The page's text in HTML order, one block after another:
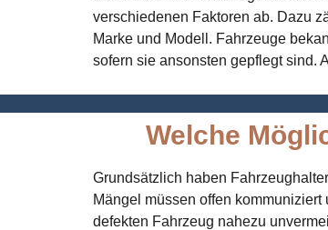
verschiedenen Faktoren ab. Dazu
Marke und Modell. Fahrzeuge
sofern sie ansonsten gepflegt sind.
Welche
Grundsätzlich haben
Mängel müssen offen
defekten Fahrzeug nahezu